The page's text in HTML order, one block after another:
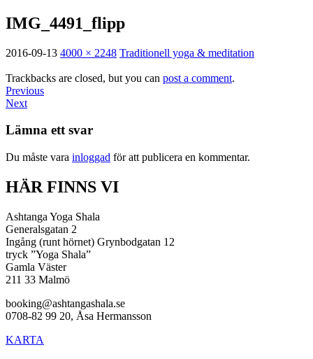
IMG_4491_flipp
2016-09-13 4000 × 2248 Traditionell yoga & meditation
Trackbacks are closed, but you can post a comment.
Previous
Next
Lämna ett svar
Du måste vara inloggad för att publicera en kommentar.
HÄR FINNS VI
Ashtanga Yoga Shala
Generalsgatan 2
Ingång (runt hörnet) Grynbodgatan 12
tryck ”Yoga Shala”
Gamla Väster
211 33 Malmö
booking@ashtangashala.se
0708-82 99 20, Åsa Hermansson
KARTA